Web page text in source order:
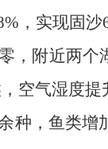
，实现固沙
，附近两个
空气湿度提
种，鱼类增